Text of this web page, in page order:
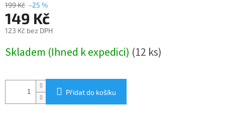
199 Kč –25 %
149 Kč
123 Kč bez DPH
cena:
Skladem (Ihned k expedici) (12 ks)
Přidat do košíku